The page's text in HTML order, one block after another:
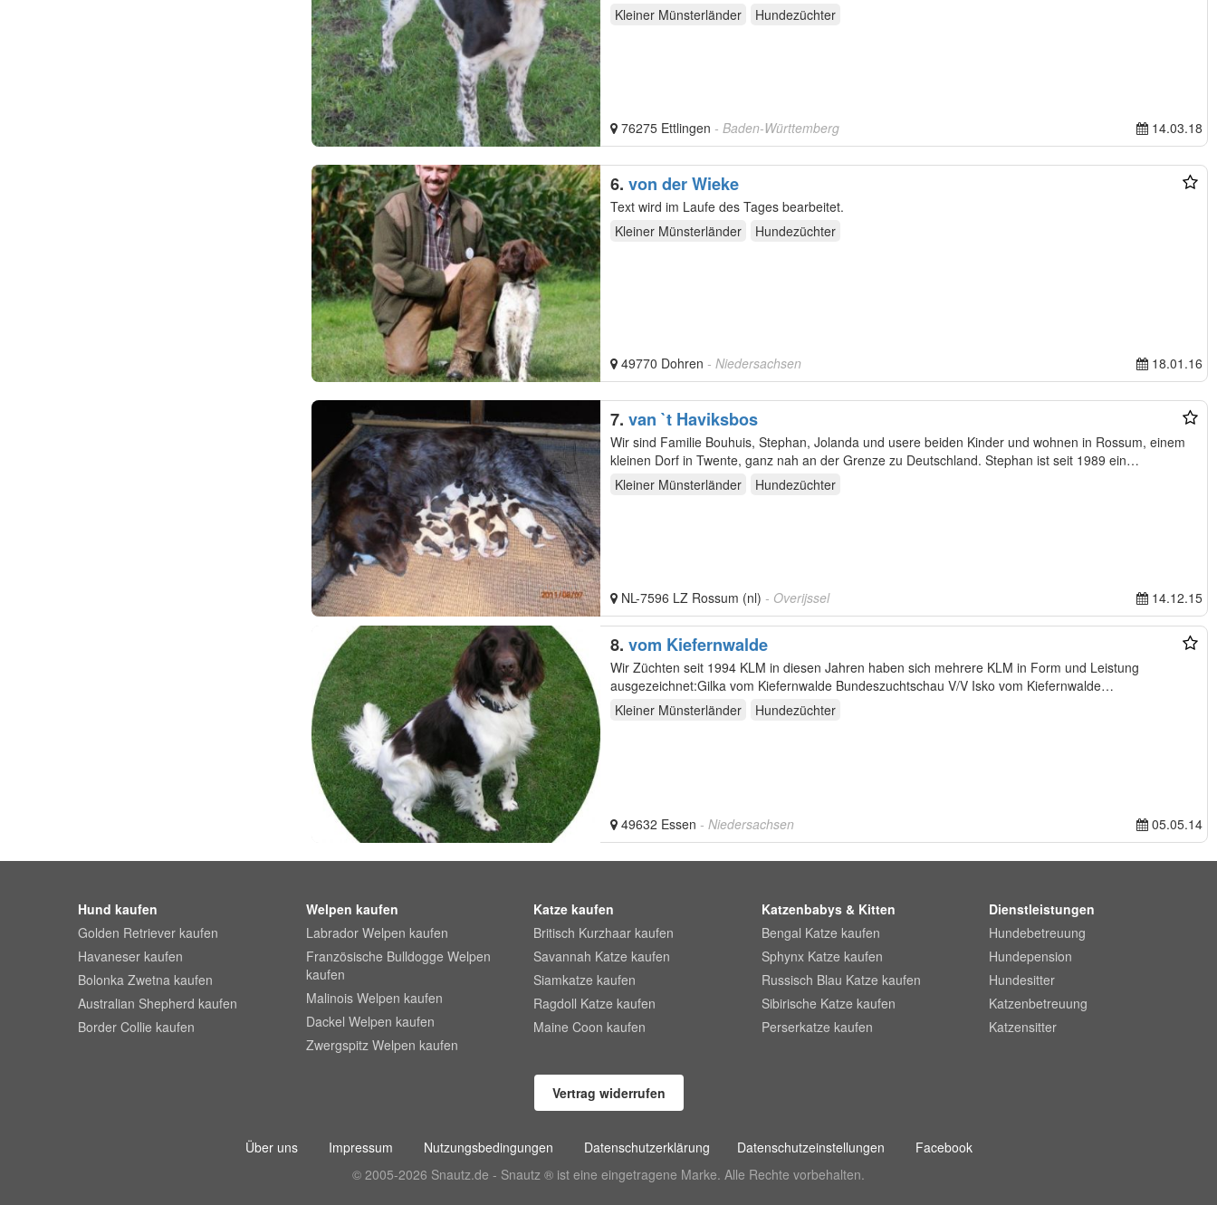
Kleiner Münsterländer
Hundezüchter
76275 Ettlingen - Baden-Württemberg 14.03.18
6. von der Wieke
Text wird im Laufe des Tages bearbeitet.
Kleiner Münsterländer
Hundezüchter
49770 Dohren - Niedersachsen 18.01.16
7. van `t Haviksbos
Wir sind Familie Bouhuis, Stephan, Jolanda und usere beiden Kinder und wohnen in Rossum, einem
kleinen Dorf in Twente, ganz nah an der Grenze zu Deutschland. Stephan ist seit 1989 ein
begeisteter…
Kleiner Münsterländer Hundezüchter
NL-7596 LZ Rossum (nl) - Overijssel 14.12.15
8. vom Kiefernwalde
Wir Züchten seit 1994 KLM in diesen Jahren haben sich mehrere KLM in Form und Leistung
ausgezeichnet:Gilka vom Kiefernwalde Bundeszuchtschau V/V Isko vom Kiefernwalde
Bundeszuchtschau V/V.Als…
Kleiner Münsterländer Hundezüchter
49632 Essen - Niedersachsen 05.05.14
Hund kaufen
Golden Retriever kaufen
Havaneser kaufen
Bolonka Zwetna kaufen
Australian Shepherd kaufen
Border Collie kaufen
Welpen kaufen
Labrador Welpen kaufen
Französische Bulldogge Welpen
kaufen
Malinois Welpen kaufen
Dackel Welpen kaufen
Zwergspitz Welpen kaufen
Katze kaufen
Britisch Kurzhaar kaufen
Savannah Katze kaufen
Siamkatze kaufen
Ragdoll Katze kaufen
Maine Coon kaufen
Katzenbabys & Kitten
Bengal Katze kaufen
Sphynx Katze kaufen
Russisch Blau Katze kaufen
Sibirische Katze kaufen
Perserkatze kaufen
Dienstleistungen
Hundebetreuung
Hundepension
Hundesitter
Katzenbetreuung
Katzensitter
Vertrag widerrufen
Über uns Impressum Nutzungsbedingungen Datenschutzerklärung Datenschutzeinstellungen
Facebook
© 2005-2026 Snautz.de - Snautz ® ist eine eingetragene Marke. Alle Rechte vorbehalten.